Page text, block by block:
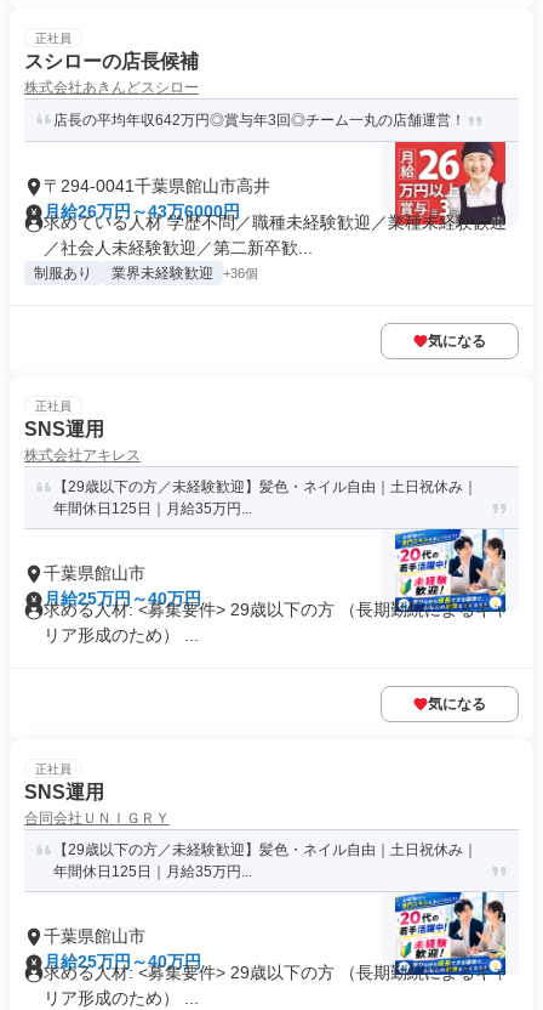
正社員
スシローの店長候補
株式会社あきんどスシロー
店長の平均年収642万円◎賞与年3回◎チーム一丸の店舗運営！
〒294-0041千葉県館山市高井
月給26万円～43万6000円
求めている人材 学歴不問／職種未経験歓迎／業種未経験歓迎
／社会人未経験歓迎／第二新卒歓...
制服あり 業界未経験歓迎 +36個
気になる
正社員
SNS運用
株式会社アキレス
【29歳以下の方／未経験歓迎】髪色・ネイル自由｜土日祝休み｜
年間休日125日｜月給35万円...
千葉県館山市
月給25万円～40万円
求める人材: <募集要件> 29歳以下の方 （長期勤続によるキャ
リア形成のため） ...
気になる
正社員
SNS運用
合同会社ＵＮＩＧＲＹ
【29歳以下の方／未経験歓迎】髪色・ネイル自由｜土日祝休み｜
年間休日125日｜月給35万円...
千葉県館山市
月給25万円～40万円
求める人材: <募集要件> 29歳以下の方 （長期勤続によるキャ
リア形成のため） ...